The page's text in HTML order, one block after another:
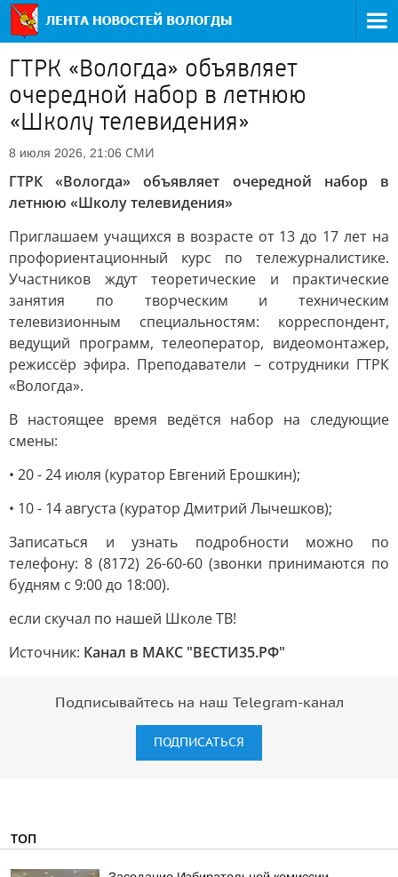
ГТРК «Вологда» объявляет
очередной набор в летнюю
«Школу телевидения»
8 июля 2026, 21:06 СМИ
ГТРК «Вологда» объявляет очередной набор в
летнюю «Школу телевидения»
Приглашаем учащихся в возрасте от 13 до 17 лет на
профориентационный курс по тележурналистике.
Участников ждут теоретические и практические
занятия по творческим и техническим
телевизионным специальностям: корреспондент,
ведущий программ, телеоператор, видеомонтажер,
режиссёр эфира. Преподаватели – сотрудники ГТРК
«Вологда».
В настоящее время ведётся набор на следующие
смены:
• 20 - 24 июля (куратор Евгений Ерошкин);
• 10 - 14 августа (куратор Дмитрий Лычешков);
Записаться и узнать подробности можно по
телефону: 8 (8172) 26-60-60 (звонки принимаются по
будням с 9:00 до 18:00).
если скучал по нашей Школе ТВ!
Источник: Канал в МАКС "ВЕСТИ35.РФ"
Подписывайтесь на наш Telegram-канал
ПОДПИСАТЬСЯ
ТОП